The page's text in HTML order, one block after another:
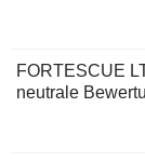
FORTESCUE
neutrale